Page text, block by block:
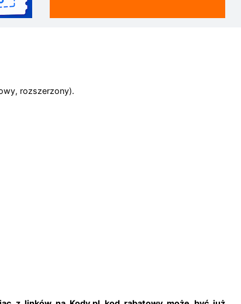
rozszerzony).